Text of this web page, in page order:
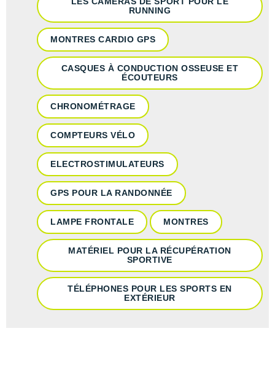
RUNNING
MONTRES CARDIO GPS
CASQUES À CONDUCTION OSSEUSE ET
ÉCOUTEURS
CHRONOMÉTRAGE
COMPTEURS VÉLO
ELECTROSTIMULATEURS
GPS POUR LA RANDONNÉE
LAMPE FRONTALE MONTRES
MATÉRIEL POUR LA RÉCUPÉRATION
SPORTIVE
TÉLÉPHONES POUR LES SPORTS EN
EXTÉRIEUR